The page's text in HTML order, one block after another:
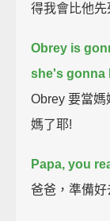
得我會比他先
Obrey is
she's gonna
Obrey 要當
媽了耶!
Papa, you
爸爸，準備好